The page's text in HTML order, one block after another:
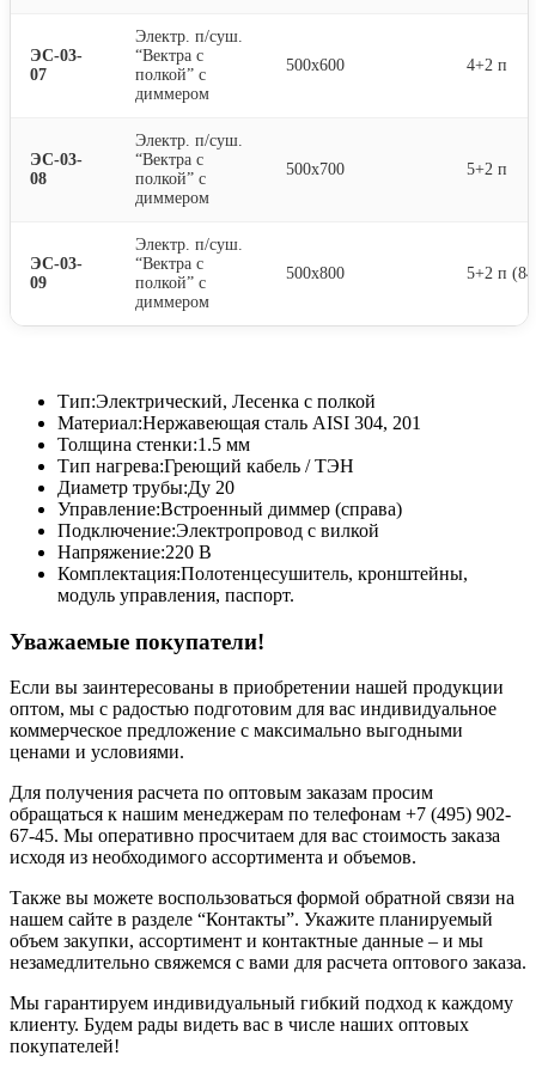
ЭС-03-
07
Электр. п/суш.
“Вектра с
полкой” с
диммером
500х600 4+2 п
ЭС-03-
08
Электр. п/суш.
“Вектра с
полкой” с
диммером
500х700 5+2 п
ЭС-03-
09
Электр. п/суш.
“Вектра с
полкой” с
диммером
500х800 5+2 п
Тип:Электрический, Лесенка с полкой
Материал:Нержавеющая сталь AISI 304, 201
Толщина стенки:1.5 мм
Тип нагрева:Греющий кабель / ТЭН
Диаметр трубы:Ду 20
Управление:Встроенный диммер (справа)
Подключение:Электропровод с вилкой
Напряжение:220 В
Комплектация:Полотенцесушитель, кронштейны,
модуль управления, паспорт.
Уважаемые покупатели!
Если вы заинтересованы в приобретении нашей продукции
оптом, мы с радостью подготовим для вас индивидуальное
коммерческое предложение с максимально выгодными
ценами и условиями.
Для получения расчета по оптовым заказам просим
обращаться к нашим менеджерам по телефонам +7 (495) 902-
67-45. Мы оперативно просчитаем для вас стоимость заказа
исходя из необходимого ассортимента и объемов.
Также вы можете воспользоваться формой обратной связи на
нашем сайте в разделе “Контакты”. Укажите планируемый
объем закупки, ассортимент и контактные данные – и мы
незамедлительно свяжемся с вами для расчета оптового заказа.
Мы гарантируем индивидуальный гибкий подход к каждому
клиенту. Будем рады видеть вас в числе наших оптовых
покупателей!